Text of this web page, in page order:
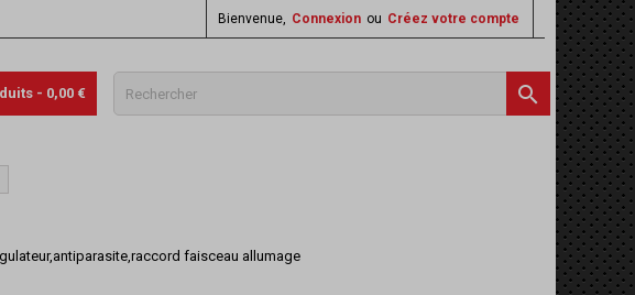
Bienvenue, Connexion ou Créez votre compte

- 0,00 €
faisceau allumage